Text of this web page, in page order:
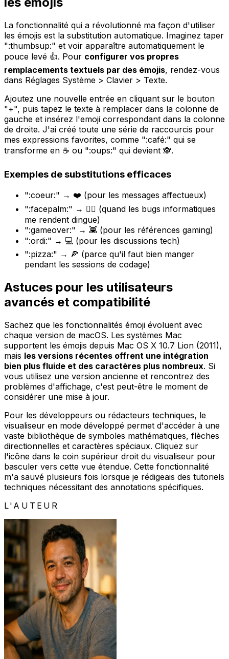
La fonctionnalité qui a révolutionné ma façon d'utiliser
les émojis est la substitution automatique. Imaginez taper
":thumbsup:" et voir apparaître automatiquement le
pouce levé 👍. Pour configurer vos propres
remplacements textuels par des émojis, rendez-vous
dans Réglages Système > Clavier > Texte.
Ajoutez une nouvelle entrée en cliquant sur le bouton
"+", puis tapez le texte à remplacer dans la colonne de
gauche et insérez l'emoji correspondant dans la colonne
de droite. J'ai créé toute une série de raccourcis pour
mes expressions favorites, comme ":café:" qui se
transforme en ☕️ ou ":oups:" qui devient 🙈.
Exemples de substitutions efficaces
":coeur:" → ❤️ (pour les messages affectueux)
":facepalm:" → 🤦‍♂️ (quand les bugs informatiques
me rendent dingue)
":gameover:" → 👾 (pour les références gaming)
":ordi:" → 💻 (pour les discussions tech)
":pizza:" → 🍕 (parce qu'il faut bien manger
pendant les sessions de codage)
Astuces pour les utilisateurs
avancés et compatibilité
Sachez que les fonctionnalités émoji évoluent avec
chaque version de macOS. Les systèmes Mac
supportent les émojis depuis Mac OS X 10.7 Lion (2011),
mais les versions récentes offrent une intégration
bien plus fluide et des caractères plus nombreux. Si
vous utilisez une version ancienne et rencontrez des
problèmes d'affichage, c'est peut-être le moment de
considérer une mise à jour.
Pour les développeurs ou rédacteurs techniques, le
visualiseur en mode développé permet d'accéder à une
vaste bibliothèque de symboles mathématiques, flèches
directionnelles et caractères spéciaux. Cliquez sur
l'icône dans le coin supérieur droit du visualiseur pour
basculer vers cette vue étendue. Cette fonctionnalité
m'a sauvé plusieurs fois lorsque je rédigeais des tutoriels
techniques nécessitant des annotations spécifiques.
L'AUTEUR